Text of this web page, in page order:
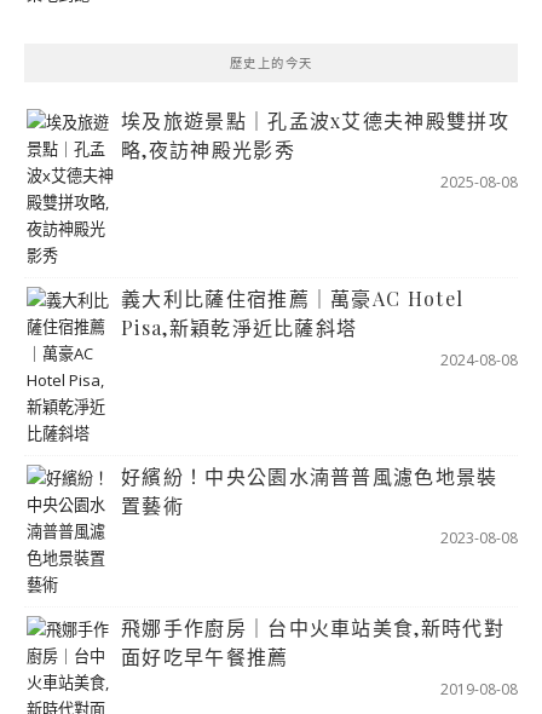
歷史上的今天
埃及旅遊景點｜孔孟波x艾德夫神殿雙拼攻
略,夜訪神殿光影秀
2025-08-08
義大利比薩住宿推薦｜萬豪AC Hotel
Pisa,新穎乾淨近比薩斜塔
2024-08-08
好繽紛！中央公園水湳普普風濾色地景裝
置藝術
2023-08-08
飛娜手作廚房｜台中火車站美食,新時代對
面好吃早午餐推薦
2019-08-08